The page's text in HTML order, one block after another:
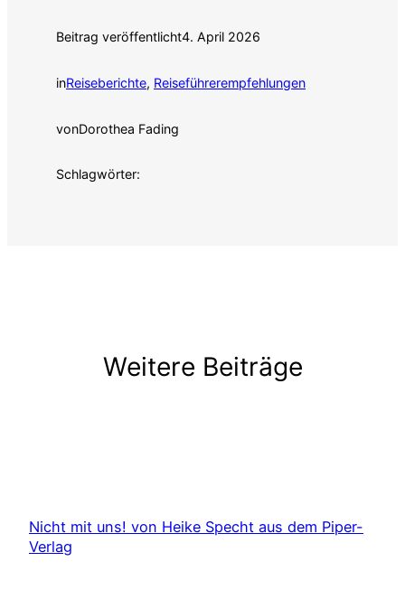
Beitrag veröffentlicht4. April 2026
inReiseberichte, Reiseführerempfehlungen
vonDorothea Fading
Schlagwörter:
Weitere Beiträge
Nicht mit uns! von Heike Specht aus dem Piper-
Verlag